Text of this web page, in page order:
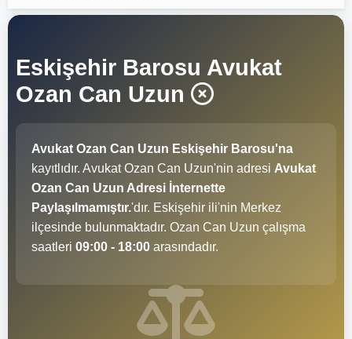
Eskişehir Barosu Avukat
Ozan Can Uzun
Avukat Ozan Can Uzun Eskişehir Barosu'na
kayıtlıdır. Avukat Ozan Can Uzun'nin adresi Avukat
Ozan Can Uzun Adresi İnternette
Paylaşılmamıştır.'dır. Eskişehir ili'nin Merkez
ilçesinde bulunmaktadır. Ozan Can Uzun çalışma
saatleri 09:00 - 18:00 arasındadır.